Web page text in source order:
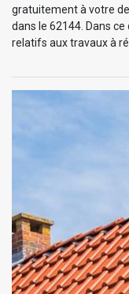
gratuitement à votre
dans le 62144. Dans
relatifs aux travaux à